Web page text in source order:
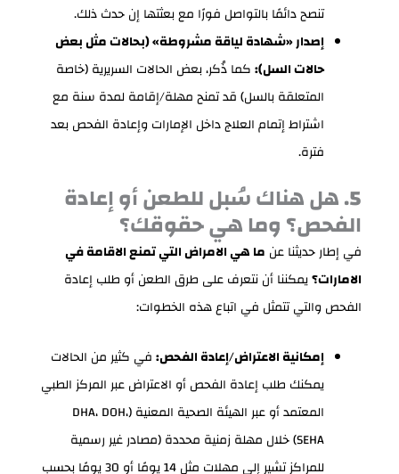
تنصح دائمًا بالتواصل فورًا مع بعثتها إن حدث ذلك.
إصدار «شهادة لياقة مشروطة» (بحالات مثل بعض
حالات السل):كما ذُكر، بعض الحالات السريرية (خاصة
المتعلقة بالسل) قد تمنح مهلة/إقامة لمدة سنة مع
اشتراط إتمام العلاج داخل الإمارات وإعادة الفحص بعد
فترة.
5. هل هناك سُبل للطعن أو إعادة
الفحص؟ وما هي حقوقك؟
في إطار حديثنا عن ما هي الامراض التي تمنع الاقامة في
الامارات؟يمكننا أن نتعرف على طرق الطعن أو طلب إعادة
الفحص والتي تتمثل في اتباع هذه الخطوات:
إمكانية الاعتراض/إعادة الفحص:في كثير من الحالات
يمكنك طلب إعادة الفحص أو الاعتراض عبر المركز الطبي
المعتمد أو عبر الهيئة الصحية المعنية (DHA، DOH،
SEHA) خلال مهلة زمنية محددة (مصادر غير رسمية
للمراكز تشير إلى مهلات مثل 14 يومًا أو 30 يومًا بحسب